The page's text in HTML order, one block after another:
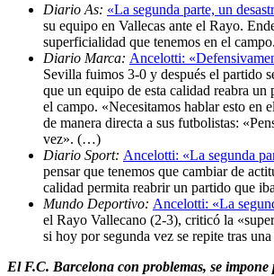
Diario As: «La segunda parte, un
su equipo en Vallecas ante el Rayo.
superficialidad que tenemos en el
Diario Marca: Ancelotti:
Sevilla fuimos 3-0 y después el partido
que un equipo de esta calidad reabra
el campo. «Necesitamos hablar esto en
de manera directa a sus futbolistas:
vez». (…)
Diario Sport: Ancelotti: «La segunda
pensar que tenemos que cambiar de
calidad permita reabrir un partido que
Mundo Deportivo: Ancelotti: «La
el Rayo Vallecano (2-3), criticó la
si hoy por segunda vez se repite tras
El F.C. Barcelona con problemas, se